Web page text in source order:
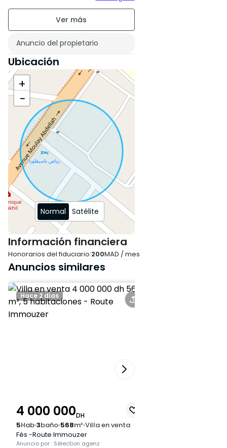
2 pisos
Antigüedad de la
construcción : Entre 11 y 20
años
Estado de la propiedad :
Correcto
Residencia segura
Jardín
Piscina
Sur
Orientación de las
habitaciones : Sureste
Garaje
Calentador solar de agua
Anuncio del propietario
Ubicación
+
−
Normal Satélite
Información financiera
Honorarios del fiduciario:200MAD / mes
Anuncios similares
Hace 2 días
4 000 000DH
5Hab 3baño 568m² Villa en venta
Fès -Route Immouzer
Anuncio por : Sélection agenz